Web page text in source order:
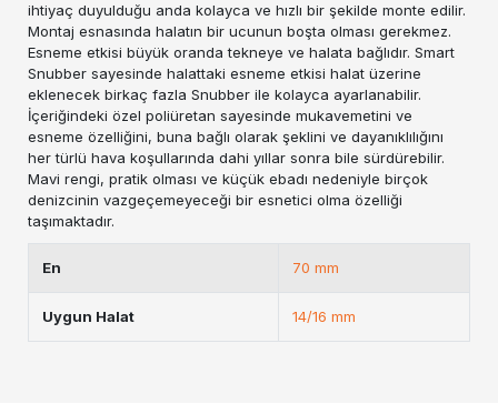
ihtiyaç duyulduğu anda kolayca ve hızlı bir şekilde monte edilir.
Montaj esnasında halatın bir ucunun boşta olması gerekmez.
Esneme etkisi büyük oranda tekneye ve halata bağlıdır. Smart
Snubber sayesinde halattaki esneme etkisi halat üzerine
eklenecek birkaç fazla Snubber ile kolayca ayarlanabilir.
İçeriğindeki özel poliüretan sayesinde mukavemetini ve
esneme özelliğini, buna bağlı olarak şeklini ve dayanıklılığını
her türlü hava koşullarında dahi yıllar sonra bile sürdürebilir.
Mavi rengi, pratik olması ve küçük ebadı nedeniyle birçok
denizcinin vazgeçemeyeceği bir esnetici olma özelliği
taşımaktadır.
En 70 mm
Uygun Halat 14/16 mm